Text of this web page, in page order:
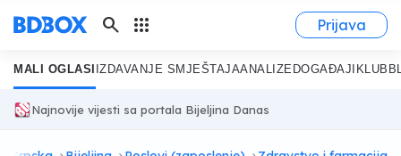
search apps Prijava
MALI OGLASI IZDAVANJE SMJEŠTAJAANALIZE DOGAĐAJI KLUB
Najnovije vijesti sa portala Bijeljina Danas